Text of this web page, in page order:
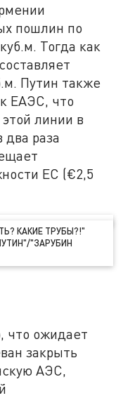
пошлин по
Тогда как
Путин также
ЕАЭС, что
линии в
раза
ЕС (€2,5
КАКИЕ ТРУБЫ?!"
"ЗАРУБИН
что ожидает
закрыть
АЭС,